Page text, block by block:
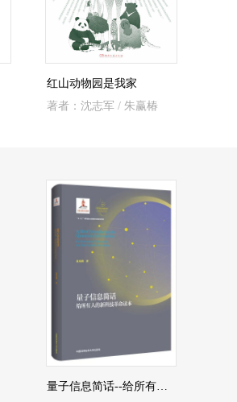
红山动物园是我家
著者：沈志军 / 朱赢椿
量子信息简话--给所有人的新科技革命读本